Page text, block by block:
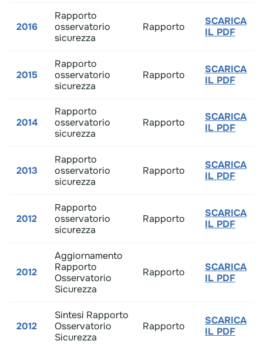
2016
Rapporto
osservatorio
sicurezza
Rapporto​
SCARICA
IL PDF
2015
Rapporto
osservatorio
sicurezza
Rapporto​
SCARICA
IL PDF
2014
Rapporto
osservatorio
sicurezza
Rapporto​
SCARICA
IL PDF
2013
Rapporto
osservatorio
sicurezza
Rapporto​
SCARICA
IL PDF
2012
Rapporto
osservatorio
sicurezza
Rapporto​
SCARICA
IL PDF
2012
Aggiornamento
Rapporto
Osservatorio
Sicurezza
Rapporto​
SCARICA
IL PDF
2012
Sintesi Rapporto
Osservatorio
Sicurezza
Rapporto​
SCARICA
IL PDF